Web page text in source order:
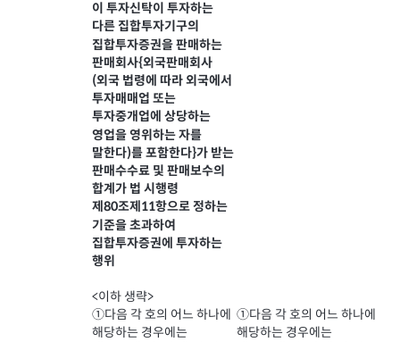
이 투자신탁이 투자하는
다른 집합투자기구의
집합투자증권을 판매하는
판매회사{외국판매회사
(외국 법령에 따라 외국에서
투자매매업 또는
투자중개업에 상당하는
영업을 영위하는 자를
말한다)를 포함한다}가 받는
판매수수료 및 판매보수의
합계가 법 시행령
제80조제11항으로 정하는
기준을 초과하여
집합투자증권에 투자하는
행위
<이하 생략>
①다음 각 호의 어느 하나에
해당하는 경우에는
①다음 각 호의 어느 하나에
해당하는 경우에는